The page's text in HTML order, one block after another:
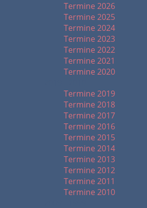
Termine 2026
Termine 2025
Termine 2024
Termine 2023
Termine 2022
Termine 2021
Termine 2020
Termine 2019
Termine 2018
Termine 2017
Termine 2016
Termine 2015
Termine 2014
Termine 2013
Termine 2012
Termine 2011
Termine 2010